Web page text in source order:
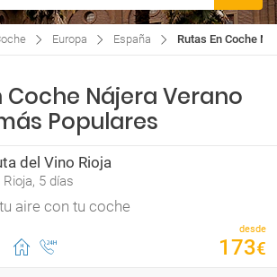
Europa España Rutas En Coche
Coche Nájera Verano
Populares
del Vino Rioja
Rioja, 5 días
aire con tu coche
desde
173€